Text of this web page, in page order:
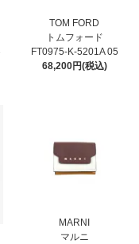
TOM FORD
トムフォード
FT0975-K-5201A 05
68,200円(税込)
MARNI
マルニ